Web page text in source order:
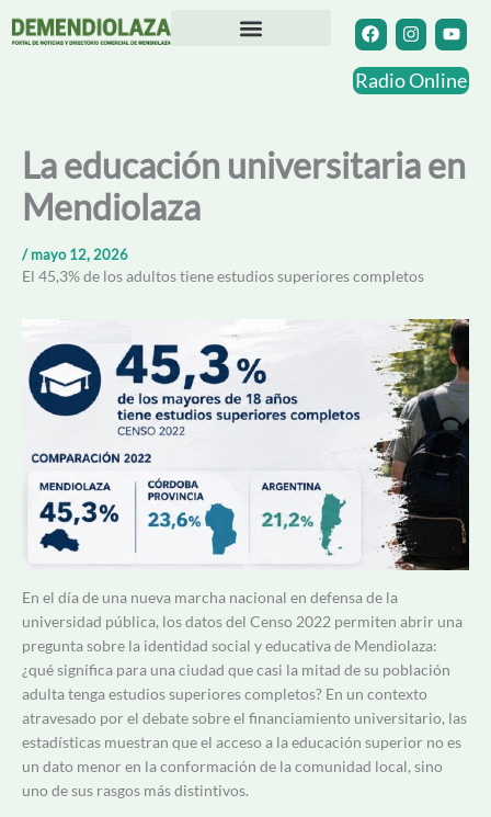
F
a
c
e
b
I
n
s
t
a
m
Y
o
u
t
u
Radio Online
La educación universitaria en
Mendiolaza
/mayo 12, 2026
El 45,3% de los adultos tiene estudios superiores completos
En el día de una nueva marcha nacional en defensa de la
universidad pública, los datos del Censo 2022 permiten abrir una
pregunta sobre la identidad social y educativa de Mendiolaza:
¿qué significa para una ciudad que casi la mitad de su población
adulta tenga estudios superiores completos? En un contexto
atravesado por el debate sobre el financiamiento universitario, las
estadísticas muestran que el acceso a la educación superior no es
un dato menor en la conformación de la comunidad local, sino
uno de sus rasgos más distintivos.